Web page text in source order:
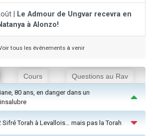
|
Le Admour de Ungvar recevra en
à Alonzo!
tous les événements à venir
Cours Questions au Rav
80 ans, en danger dans un
Sifré Torah à Levallois… mais pas la Torah